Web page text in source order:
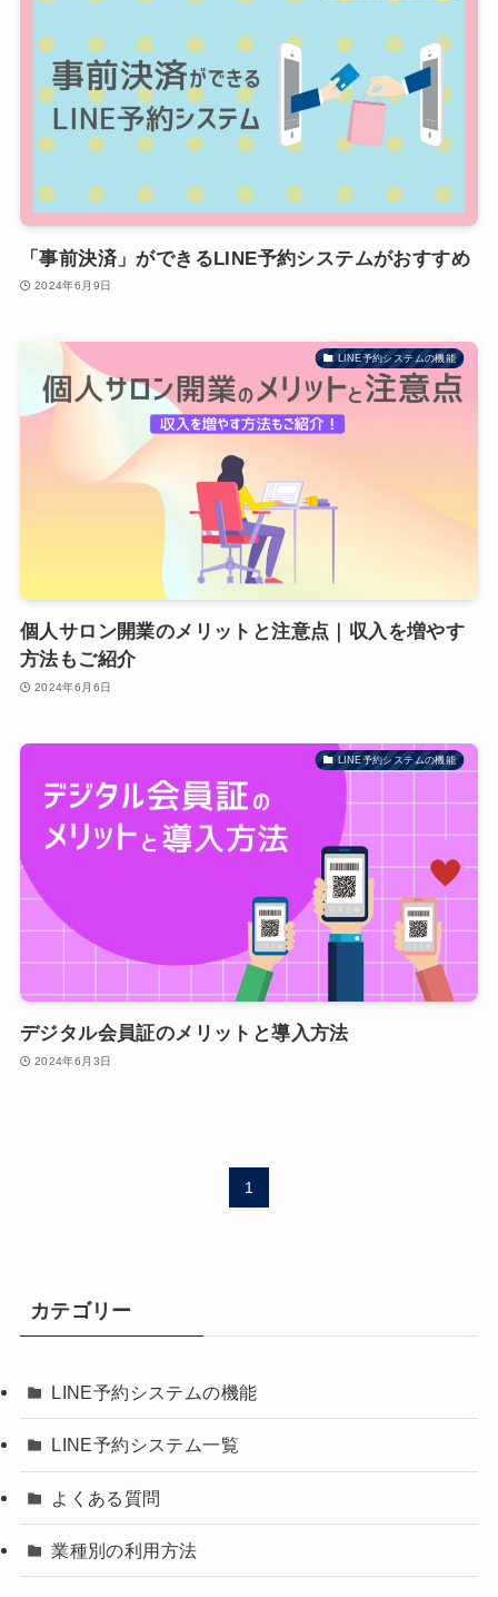
「事前決済」ができるLINE予約システムがおすすめ
2024年6月9日
LINE予約システムの機能
個人サロン開業のメリットと注意点｜収入を増やす
方法もご紹介
2024年6月6日
LINE予約システムの機能
デジタル会員証のメリットと導入方法
2024年6月3日
1
カテゴリー
LINE予約システムの機能
LINE予約システム一覧
よくある質問
業種別の利用方法